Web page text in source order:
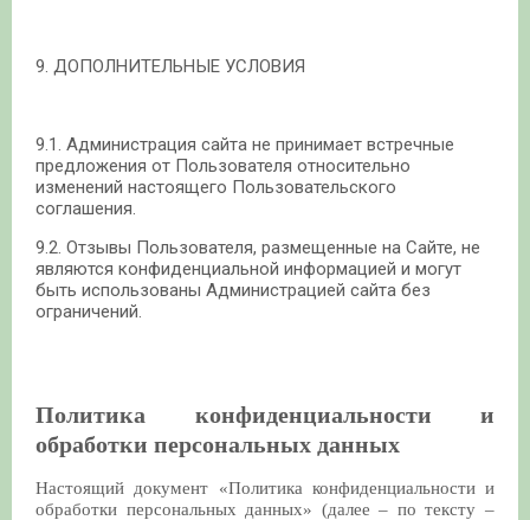
9. ДОПОЛНИТЕЛЬНЫЕ УСЛОВИЯ
9.1. Администрация сайта не принимает встречные
предложения от Пользователя относительно
изменений настоящего Пользовательского
соглашения.
9.2. Отзывы Пользователя, размещенные на Сайте, не
являются конфиденциальной информацией и могут
быть использованы Администрацией сайта без
ограничений.
Политика конфиденциальности и
обработки персональных данных
Настоящий документ «Политика конфиденциальности и
обработки персональных данных» (далее – по тексту –